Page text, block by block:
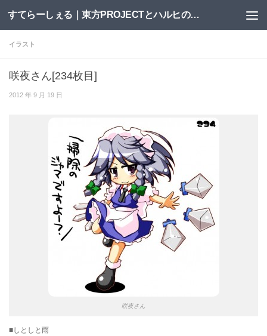
コンテンツへスキップ すてらーしぇる｜東方PROJECTとハルヒの二次創作サイト
イラスト
咲夜さん[234枚目]
2012 年 9 月 19 日
咲夜さん
■しとしと雨